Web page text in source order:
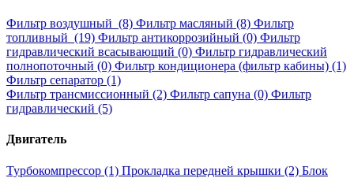
Фильтр воздушный (8) Фильтр масляный (8) Фильтр
топливный (19) Фильтр антикоррозийный (0) Фильтр
гидравлический всасывающий (0) Фильтр гидравлический
полнопоточный (0) Фильтр кондиционера (фильтр кабины) (1)
Фильтр сепаратор (1)
Фильтр трансмиссионный (2) Фильтр сапуна (0) Фильтр
гидравлический (5)
Двигатель
Турбокомпрессор (1) Прокладка передней крышки (2) Блок